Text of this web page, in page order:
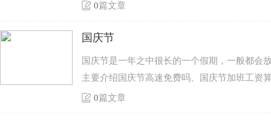
0篇文章
国庆节
国庆节是一年之中很长的一个假期，一般都会
主要介绍国庆节高速免费吗、国庆节加班工资
0篇文章